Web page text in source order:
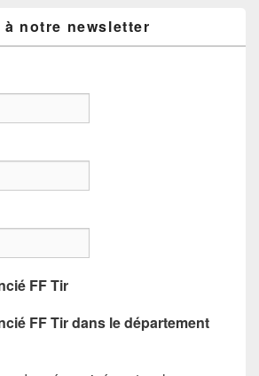
notre newsletter
FF Tir
FF Tir dans le département